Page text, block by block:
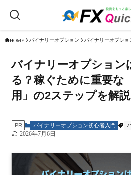
HOME バイナリーオプション バイナリーオプショ
バイナリーオプション
る？稼ぐために重要な
用」の2ステップを解説
PR バイナリーオプション初心者入門
2026年7月6日